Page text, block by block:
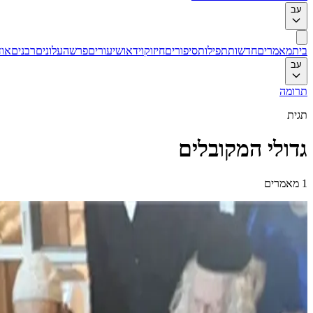
עב
ביתמאמריםחדשותתפילותסיפוריםחיזוקוידאושיעוריםפרשהעלוניםרבנים
עב
תרומה
תגית
גדולי המקובלים
1 מאמרים